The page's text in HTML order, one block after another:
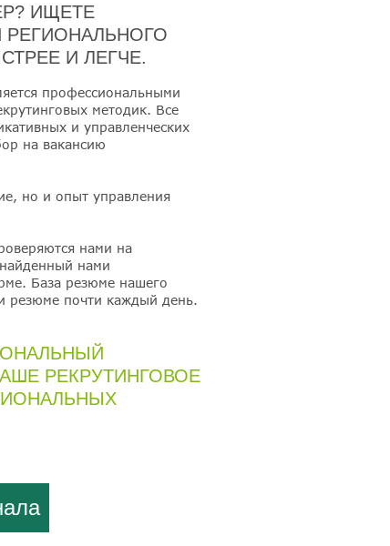
ИЩЕТЕ
И ЛЕГЧЕ.
профессиональными
методик. Все
и управленческих
на вакансию
но и опыт управления
нами на
нами
База резюме нашего
резюме почти каждый день.
РЕКРУТИНГОВОЕ